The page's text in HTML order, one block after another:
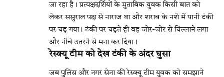
जा रहा है। प्रत्यक्षदर्शियों के मुताबिक युवक किसी बात को
लेकर ससुराल पक्ष से नाराज था और शराब के नशे में पानी टंकी
पर चढ़ गया। टंकी पर चढ़ते ही वह जोर-जोर से चिल्लाने लगा
और नीचे उतरने से मना कर दिया।
रेस्क्यू टीम को देख टंकी के अंदर घुसा
जब पुलिस और नगर सेना की रेस्क्यू टीम युवक को समझाने